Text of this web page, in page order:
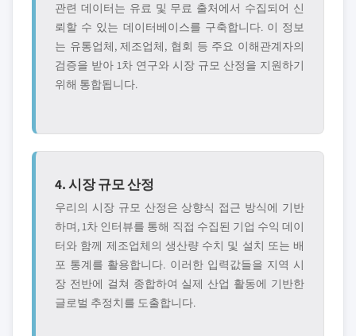
관련 데이터는 유료 및 무료 출처에서 수집되어 신
뢰할 수 있는 데이터베이스를 구축합니다. 이 정보
는 유통업체, 제조업체, 협회 등 주요 이해관계자의
검증을 받아 1차 연구와 시장 규모 산정을 지원하기
위해 통합됩니다.
4. 시장 규모 산정
우리의 시장 규모 산정은 상향식 접근 방식에 기반
하며, 1차 인터뷰를 통해 직접 수집된 기업 수익 데이
터와 함께 제조업체의 생산량 수치 및 설치 또는 배
포 통계를 활용합니다. 이러한 입력값들을 지역 시
장 전반에 걸쳐 종합하여 실제 산업 활동에 기반한
글로벌 추정치를 도출합니다.